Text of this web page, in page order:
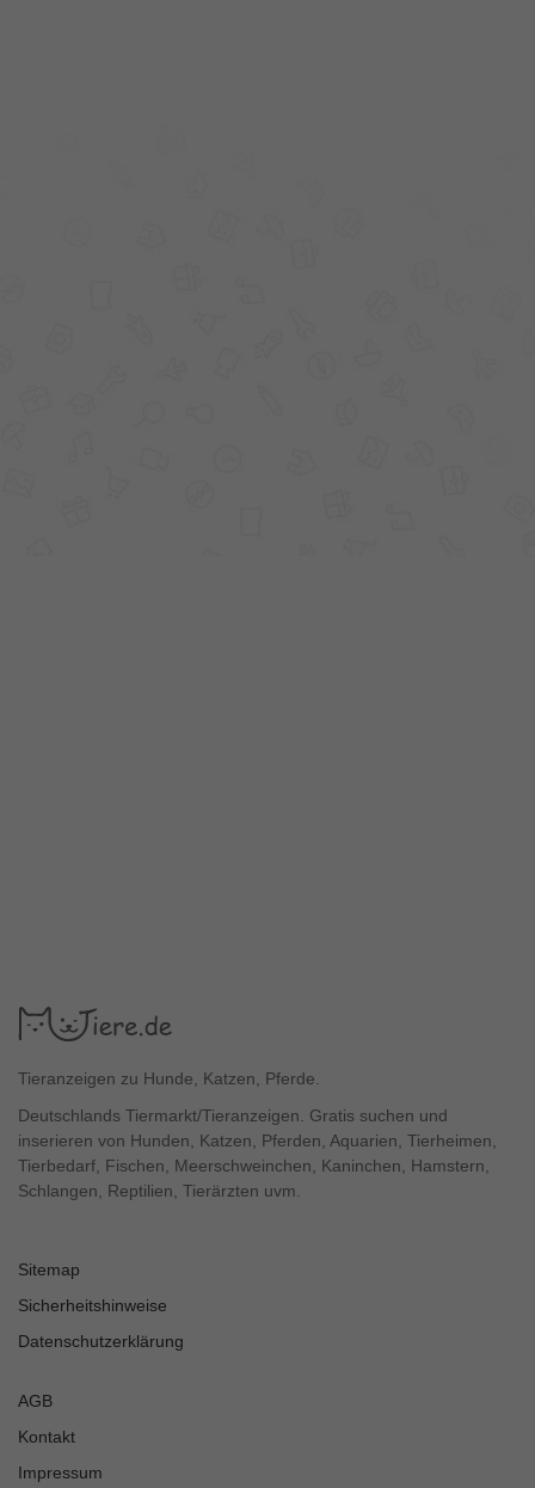
Tieranzeigen zu Hunde, Katzen, Pferde.
Deutschlands Tiermarkt/Tieranzeigen. Gratis suchen und
inserieren von Hunden, Katzen, Pferden, Aquarien, Tierheimen,
Tierbedarf, Fischen, Meerschweinchen, Kaninchen, Hamstern,
Schlangen, Reptilien, Tierärzten uvm.
Sitemap
Sicherheitshinweise
Datenschutzerklärung
AGB
Kontakt
Impressum